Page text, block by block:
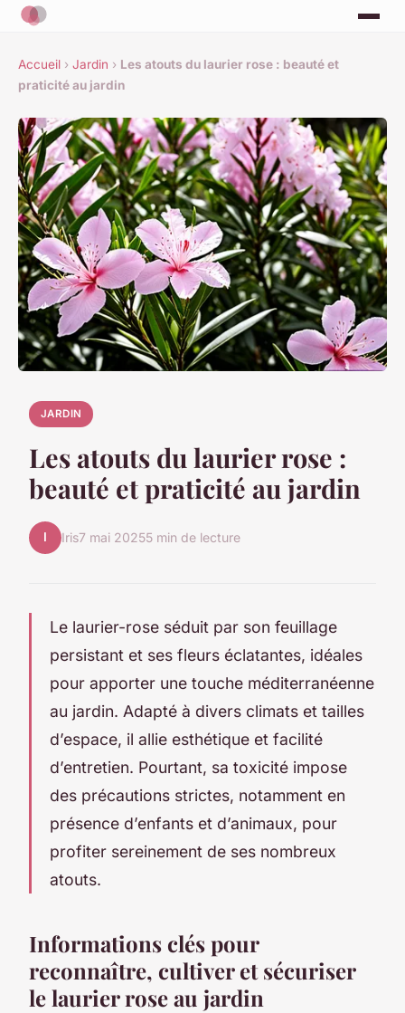
Accueil › Jardin › Les atouts du laurier rose : beauté et
praticité au jardin
JARDIN
Les atouts du laurier rose :
beauté et praticité au jardin
I Iris7 mai 20255 min de lecture
Le laurier-rose séduit par son feuillage
persistant et ses fleurs éclatantes, idéales
pour apporter une touche méditerranéenne
au jardin. Adapté à divers climats et tailles
d’espace, il allie esthétique et facilité
d’entretien. Pourtant, sa toxicité impose
des précautions strictes, notamment en
présence d’enfants et d’animaux, pour
profiter sereinement de ses nombreux
atouts.
Informations clés pour
reconnaître, cultiver et sécuriser
le laurier rose au jardin